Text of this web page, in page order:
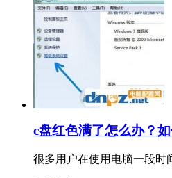
c盘红色满了怎么办？
很多用户在使用电脑一段时